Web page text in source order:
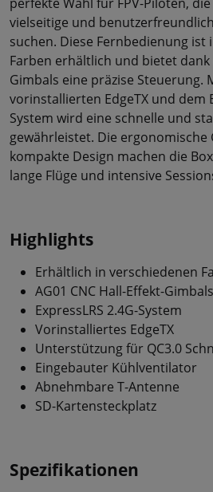
vielseitige und
suchen. Diese Fernbedienung ist
Farben erhältlich und bietet dank
Gimbals eine präzise Steuerung.
vorinstallierten EdgeTX und dem
System wird eine schnelle und
gewährleistet. Die ergonomische
kompakte Design machen die
lange Flüge und intensive
Highlights
Erhältlich in verschiedenen
AG01 CNC Hall-Effekt-Gimbals
ExpressLRS 2.4G-System
Vorinstalliertes EdgeTX
Unterstützung für QC3.0
Eingebauter Kühlventilator
Abnehmbare T-Antenne
SD-Kartensteckplatz
Spezifikationen